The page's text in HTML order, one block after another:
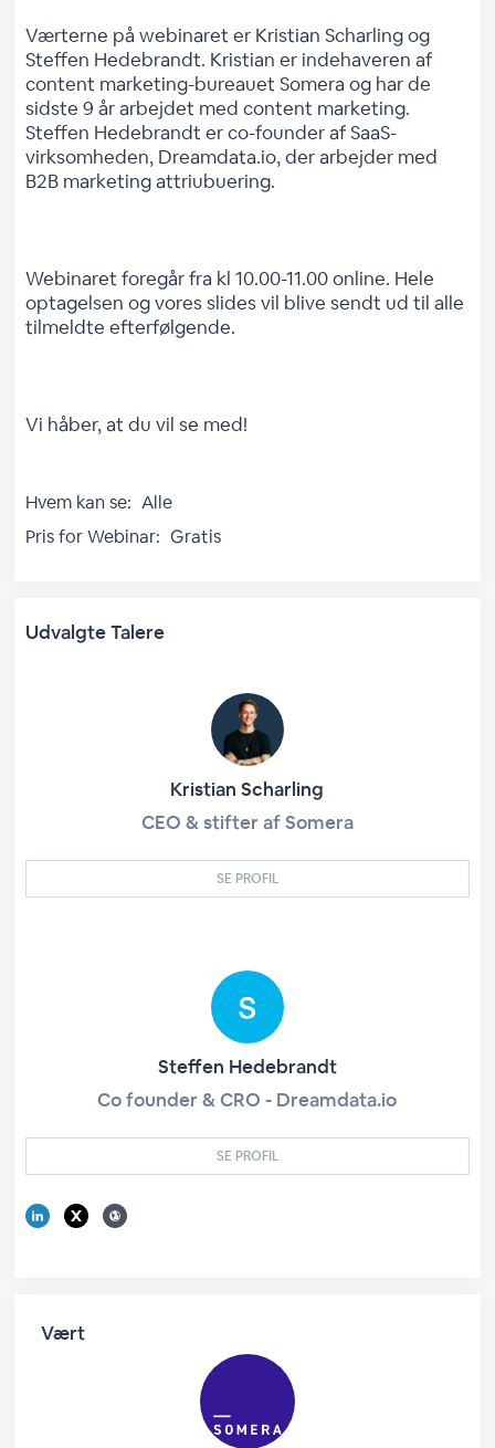
Værterne på webinaret er Kristian Scharling og
Steffen Hedebrandt. Kristian er indehaveren af
content marketing-bureauet Somera og har de
sidste 9 år arbejdet med content marketing.
Steffen Hedebrandt er co-founder af SaaS-
virksomheden, Dreamdata.io, der arbejder med
B2B marketing attriubuering.
Webinaret foregår fra kl 10.00-11.00 online. Hele
optagelsen og vores slides vil blive sendt ud til alle
tilmeldte efterfølgende.
Vi håber, at du vil se med!
Hvem kan se: Alle
Pris for Webinar: Gratis
Udvalgte Talere
Kristian Scharling
CEO & stifter af Somera
SE PROFIL
Steffen Hedebrandt
Co founder & CRO - Dreamdata.io
SE PROFIL
Vært